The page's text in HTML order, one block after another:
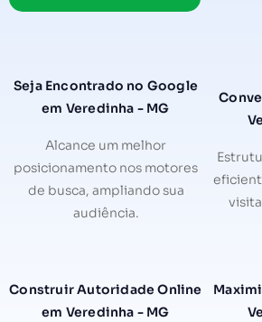
Seja Encontrado no Google
em Veredinha - MG
Alcance um melhor
posicionamento nos motores
de busca, ampliando sua
audiência.
Construir Autoridade Online
em Veredinha - MG